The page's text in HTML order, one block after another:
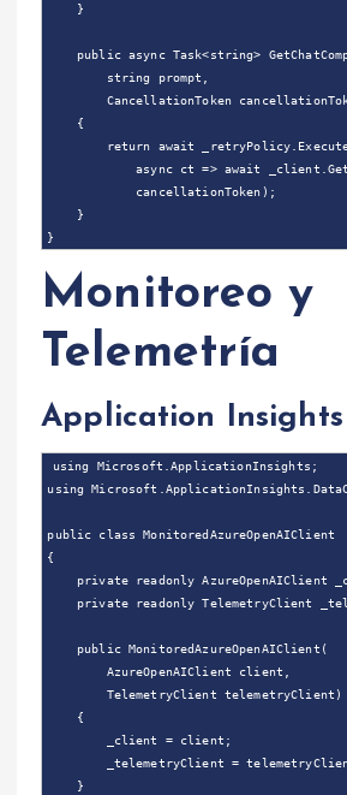
    }
public async Task<string>
        string prompt,
CancellationToken
    {
return await
async ct => await
            cancellationToken);
    }
Monitoreo y
Telemetría
Application Insights
using Microsoft.ApplicationInsights;
using
public class MonitoredAzureOpenAIClient
{
private readonly AzureOpenAIClient
private readonly TelemetryClient
    public MonitoredAzureOpenAIClient(
        AzureOpenAIClient client,
        TelemetryClient telemetryClient)
    {
        _client = client;
_telemetryClient =
    }